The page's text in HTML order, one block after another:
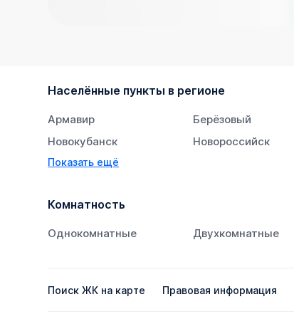
Населённые пункты в регионе
Армавир Берёзовый
Новокубанск
Новороссийск
Тихорецк
Показать ещё
Комнатность
Однокомнатные Двухкомнатные
Поиск ЖК на карте Правовая информация